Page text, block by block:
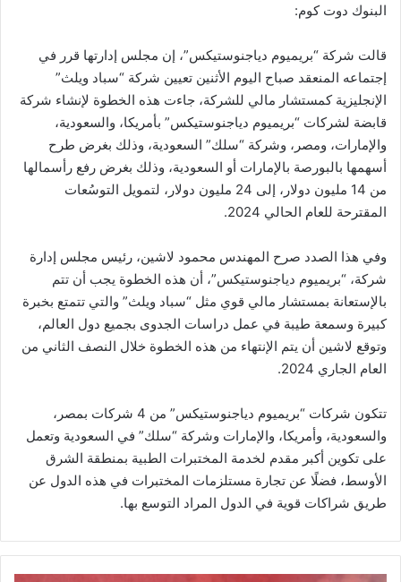
البنوك دوت كوم:
قالت شركة “بريميوم دياجنوستيكس”، إن مجلس إدارتها قرر في
إجتماعه المنعقد صباح اليوم الأثنين تعيين شركة “سباد ويلث”
الإنجليزية كمستشار مالي للشركة، جاءت هذه الخطوة لإنشاء شركة
قابضة لشركات “بريميوم دياجنوستيكس” بأمريكا، والسعودية،
والإمارات، ومصر، وشركة “سلك” السعودية، وذلك بغرض طرح
أسهمها بالبورصة بالإمارات أو السعودية، وذلك بغرض رفع رأسمالها
من 14 مليون دولار، إلى 24 مليون دولار، لتمويل التوسُعات
المقترحة للعام الحالي 2024.
وفي هذا الصدد صرح المهندس محمود لاشين، رئيس مجلس إدارة
شركة، “بريميوم دياجنوستيكس”، أن هذه الخطوة يجب أن تتم
بالإستعانة بمستشار مالي قوي مثل “سباد ويلث” والتي تتمتع بخبرة
كبيرة وسمعة طيبة في عمل دراسات الجدوى بجميع دول العالم،
وتوقع لاشين أن يتم الإنتهاء من هذه الخطوة خلال النصف الثاني من
العام الجاري 2024.
تتكون شركات “بريميوم دياجنوستيكس” من 4 شركات بمصر،
والسعودية، وأمريكا، والإمارات وشركة “سلك” في السعودية وتعمل
على تكوين أكبر مقدم لخدمة المختبرات الطبية بمنطقة الشرق
الأوسط، فضلًا عن تجارة مستلزمات المختبرات في هذه الدول عن
طريق شراكات قوية في الدول المراد التوسع بها.